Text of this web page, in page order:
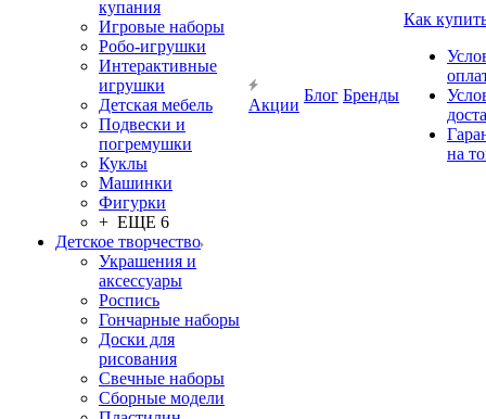
купания
Игровые наборы
Робо-игрушки
Интерактивные
игрушки
Детская мебель
Подвески и
погремушки
Куклы
Машинки
Фигурки
+ ЕЩЕ 6
Детское творчество
Украшения и
аксессуары
Роспись
Гончарные наборы
Доски для
рисования
Свечные наборы
Сборные модели
Акции
Блог Бренды
Как
на